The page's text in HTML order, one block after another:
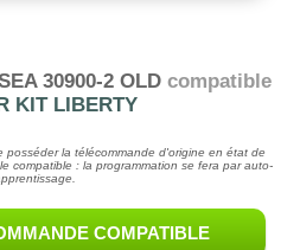
30900-2 OLDcompatible
KIT LIBERTY
la télécommande d'origine en état de
compatible : la programmation se fera par auto-
COMPATIBLE